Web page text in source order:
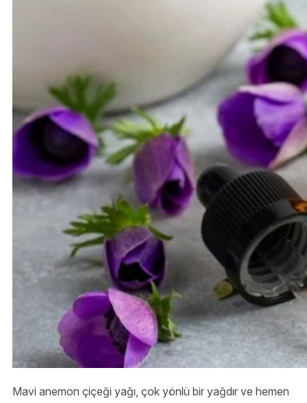
Mavi anemon çiçeği yağı, çok yönlü bir yağdır ve hemen